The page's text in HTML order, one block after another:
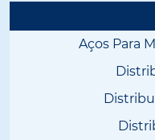
Aços Para